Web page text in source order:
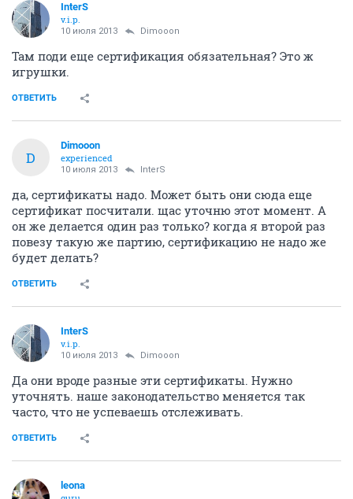
InterS
v.i.p.
10 июля 2013 Dimooon
Там поди еще сертификация обязательная? Это ж
игрушки.
ОТВЕТИТЬ
D
Dimooon
experienced
10 июля 2013 InterS
да, сертификаты надо. Может быть они сюда еще
сертификат посчитали. щас уточню этот момент. А
он же делается один раз только? когда я второй раз
повезу такую же партию, сертификацию не надо же
будет делать?
ОТВЕТИТЬ
InterS
v.i.p.
10 июля 2013 Dimooon
Да они вроде разные эти сертификаты. Нужно
уточнять. наше законодательство меняется так
часто, что не успеваешь отслеживать.
ОТВЕТИТЬ
leona